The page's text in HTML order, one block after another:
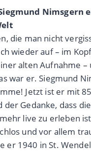
Nimsgern
die man nicht
wieder auf – im
alten Aufnahme –
war er. Siegmund
Jetzt ist er mit
der Gedanke, dass
live zu erleben
und vor allem
er 1940 in St.